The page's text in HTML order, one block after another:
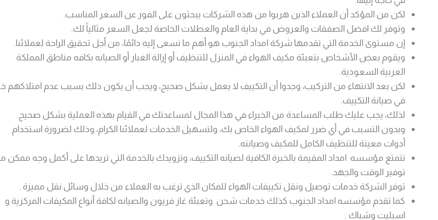
لكن من المؤكد أن العملاء الذين هربوا من هذه الشركات يبحثون على الفور عن السعر المناسب.
وتوفر لك افضل الصفقات والعروض في بداية العام والعطلات الخاصة لجعل السعر مثالياً لك.
إن مستوى الخدمة التي تقدمها شركة امداد الجنوب هو أهم ما نسعى إليه دائمًا، من أجل تحقيق الراحة لعملائنا.
ويقوم بعض الأشخاص بتعبئة مكيف الهواء في المنزل للتنظيف أو إزالة الغبار أو الصيانه بكافه مناطق المملكة
العربية السعودية.
لكن بعد الانتهاء من التركيب، وجدوا أن التكييف لا يعمل بشكل صحيح، ويجب أن يكون ذلك بسبب عدم امتلاكهم
في صيانة التكييف.
لذلك، يجب عليك طلب المساعدة من الخبراء في هذا المجال لمساعدتك في القيام بهذه العملية بشكل صحيح.
وبدون التسبب في أي ضرر لمكيف الهواء الخاص بك، ولتسهيل الخدمات لعملائنا الكرام، وذلك لضرورة استخدام
أدوات معينة للتنظيف الكامل للمكيف وصيانته.
تتمتع مؤسسه امداد المقيمة بالخبرة الكافية لصيانه التكييف، وتزويدك بالخدمة التي تريدها على أكمل وجه ممكن
توفير الوقت والجهد.
توفر الشركة خدمات توصيل ونقل تكييفات الهواء للمكان الذي ترغب به العملاء من خلال وسائل نقل مميزة .
كما تقدم مؤسسه امداد الجنوب كذلك خدمات شحن وتعبئة غاز فريون والصيانه لكافة أنواع المكيفات المركزية و
اسبليت وشباك .